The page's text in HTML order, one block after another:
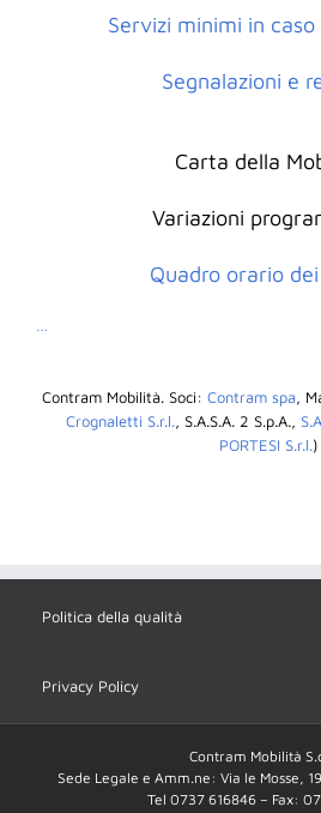
Servizi minimi in caso
Segnalazioni e
Carta della
Variazioni
Quadro orario
…
Contram Mobilità. Soci: Contram spa,
Crognaletti S.r.l., S.A.S.A. 2 S.p.A.,
PORTESI S.r.l.)
Politica della qualità
Privacy Policy
Contram Mobilità
Sede Legale e Amm.ne: Via le Mosse,
Tel 0737 616846 – Fax: